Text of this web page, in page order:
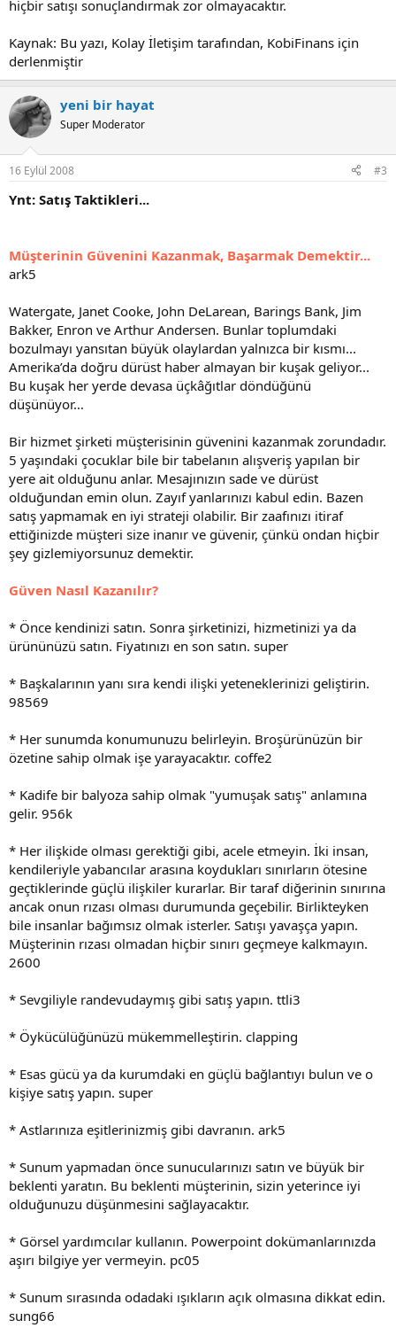
hiçbir satışı sonuçlandırmak zor olmayacaktır.
Kaynak: Bu yazı, Kolay İletişim tarafından, KobiFinans için
derlenmiştir
yeni bir hayat
Super Moderator
16 Eylül 2008 #3
Ynt: Satış Taktikleri...
Müşterinin Güvenini Kazanmak, Başarmak Demektir...
ark5
Watergate, Janet Cooke, John DeLarean, Barings Bank, Jim
Bak­ker, Enron ve Arthur Andersen. Bunlar toplumdaki
bozulmayı yansı­tan büyük olaylardan yalnızca bir kısmı...
Amerika’da doğru dürüst haber almayan bir kuşak geliyor...
Bu kuşak her yerde devasa üçkâğıtlar döndüğünü
düşünüyor…
Bir hizmet şirketi müşterisinin güvenini kazanmak zorundadır.
5 yaşındaki çocuklar bile bir tabelanın alışveriş yapılan bir
yere ait ol­duğunu anlar. Mesajınızın sade ve dürüst
olduğundan emin olun. Za­yıf yanlarınızı kabul edin. Bazen
satış yapmamak en iyi strateji olabi­lir. Bir zaafınızı itiraf
ettiğinizde müşteri size inanır ve güvenir, çün­kü ondan hiçbir
şey gizlemiyorsunuz demektir.
Güven Nasıl Kazanılır?
* Önce kendinizi satın. Sonra şirketinizi, hizmetinizi ya da
ürünü­nüzü satın. Fiyatınızı en son satın. super
* Başkalarının yanı sıra kendi ilişki yeteneklerinizi geliştirin.
98569
* Her sunumda konumunuzu belirleyin. Broşürünüzün bir
özetine sahip olmak işe yarayacaktır. coffe2
* Kadife bir balyoza sahip olmak "yumuşak satış" anlamına
gelir. 956k
* Her ilişkide olması gerektiği gibi, acele etmeyin. İki insan,
ken­dileriyle yabancılar arasına koydukları sınırların ötesine
geçtiklerinde güçlü ilişkiler kurarlar. Bir taraf diğerinin sınırına
ancak onun rızası olması durumunda geçebilir. Birlikteyken
bile insanlar bağımsız olmak isterler. Satışı yavaşça yapın.
Müşterinin rızası olmadan hiçbir sınırı geçmeye kalkmayın.
2600
* Sevgiliyle randevudaymış gibi satış yapın. ttli3
* Öykücülüğünüzü mükemmelleştirin. clapping
* Esas gücü ya da kurumdaki en güçlü bağlantıyı bulun ve o
ki­şiye satış yapın. super
* Astlarınıza eşitlerinizmiş gibi davranın. ark5
* Sunum yapmadan önce sunucularınızı satın ve büyük bir
bek­lenti yaratın. Bu beklenti müşterinin, sizin yeterince iyi
olduğunuzu düşünmesini sağlayacaktır.
* Görsel yardımcılar kullanın. Powerpoint dokümanlarınızda
aşırı bilgiye yer vermeyin. pc05
* Sunum sırasında odadaki ışıkların açık olmasına dikkat edin.
sung66